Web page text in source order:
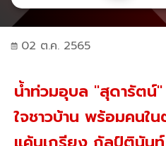
02 ต.ค. 2565
น้ำท่วมอุบล "สุดารัตน์
ใจชาวบ้าน พร้อมคนใ